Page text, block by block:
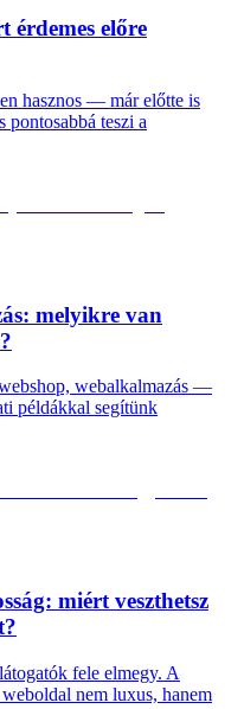
érdemes előre
hasznos — már előtte is
pontosabbá teszi a
melyikre van
webalkalmazás —
példákkal segítünk
miért veszthetsz
fele elmegy. A
nem luxus, hanem